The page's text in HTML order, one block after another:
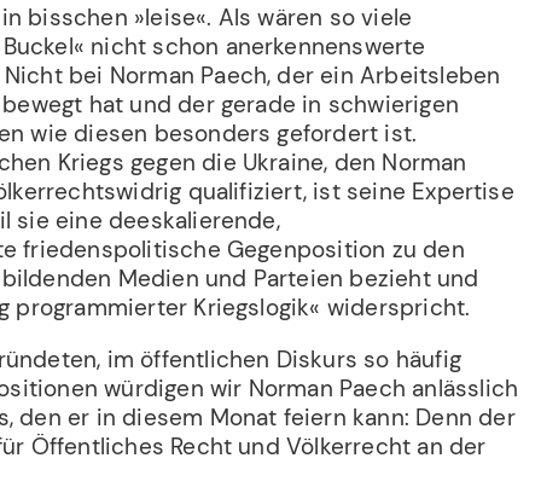
bisschen »leise«. Als wären so viele
nicht schon anerkennenswerte
bei Norman Paech, der ein Arbeitsleben
hat und der gerade in schwierigen
wie diesen besonders gefordert ist.
Kriegs gegen die Ukraine, den Norman
qualifiziert, ist seine Expertise
sie eine deeskalierende,
friedenspolitische Gegenposition zu den
Medien und Parteien bezieht und
programmierter Kriegslogik« widerspricht.
im öffentlichen Diskurs so häufig
würdigen wir Norman Paech anlässlich
den er in diesem Monat feiern kann: Denn der
Öffentliches Recht und Völkerrecht an der